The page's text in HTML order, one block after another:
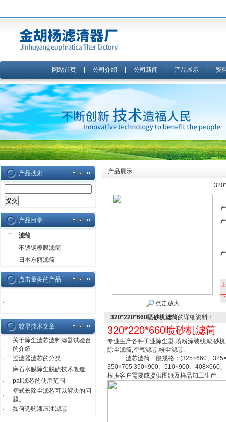
网站首页| 公司介绍 公司新闻 产品展示| 资
产品搜索
产品目录
滤筒
不锈钢覆膜滤筒
日本东丽滤筒
点击量多的产品
·
较早技术文章
·
关于除尘滤芯滤料滤器试验台
的介绍
·
过滤器滤芯的分类
·
麻石水膜除尘脱硫技术改造
·
pall滤芯的使用范围
·
褶式长除尘滤芯可以解决的问
题。
·
如何选购液压油滤芯
产品展示
点击放大
320*220*660喷砂机滤筒的详细资料：
320*220*660喷砂机滤筒
专业生产各种工业除尘器,喷粉涂装线,喷砂
除尘滤筒,空气滤芯,粉尘滤芯.
滤芯滤筒一般规格：(325×660、
350×705 350×900、510×900、408×660
根据客户需要或提供图纸及样品加工生产.